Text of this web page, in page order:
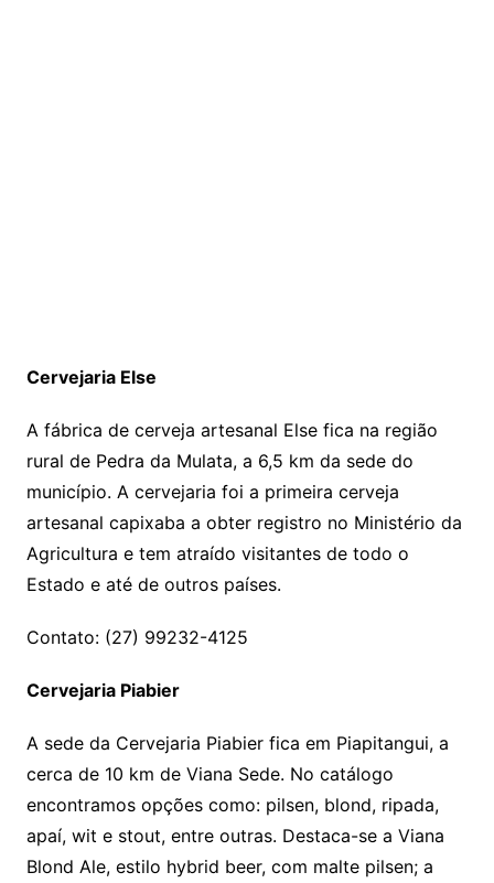
Cervejaria Else
A fábrica de cerveja artesanal Else fica na região
rural de Pedra da Mulata, a 6,5 km da sede do
município. A cervejaria foi a primeira cerveja
artesanal capixaba a obter registro no Ministério da
Agricultura e tem atraído visitantes de todo o
Estado e até de outros países.
Contato: (27) 99232-4125
Cervejaria Piabier
A sede da Cervejaria Piabier fica em Piapitangui, a
cerca de 10 km de Viana Sede. No catálogo
encontramos opções como: pilsen, blond, ripada,
apaí, wit e stout, entre outras. Destaca-se a Viana
Blond Ale, estilo hybrid beer, com malte pilsen; a